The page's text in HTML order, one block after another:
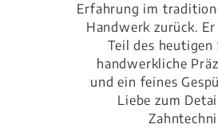
Erfahrung im
Handwerk zurück.
Teil des heutigen
handwerkliche
und ein feines
Liebe zum